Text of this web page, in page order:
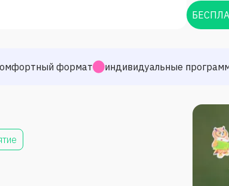
формат индивидуальные